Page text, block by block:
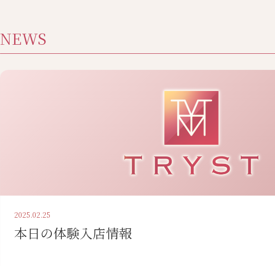
NEWS
2025.02.25
本日の体験入店情報